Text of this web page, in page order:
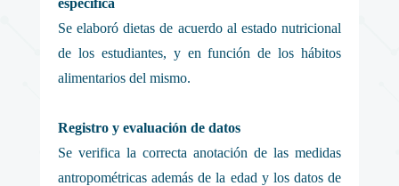
específica
Se elaboró dietas de acuerdo al estado nutricional
de los estudiantes, y en función de los hábitos
alimentarios del mismo.
Registro y evaluación de datos
Se verifica la correcta anotación de las medidas
antropométricas además de la edad y los datos de